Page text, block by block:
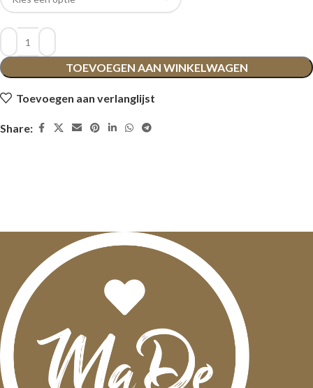
TOEVOEGEN AAN WINKELWAGEN
Toevoegen aan verlanglijst
Share: